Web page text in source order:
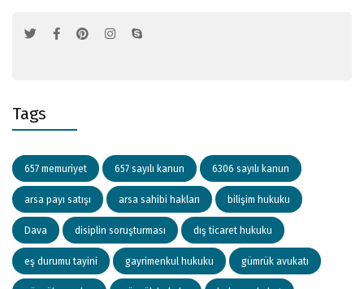
Tags
657 memuriyet 657 sayılı kanun 6306 sayılı kanun
arsa payı satışı arsa sahibi hakları bilişim hukuku
Dava disiplin soruşturması dış ticaret hukuku
eş durumu tayini gayrimenkul hukuku gümrük avukatı